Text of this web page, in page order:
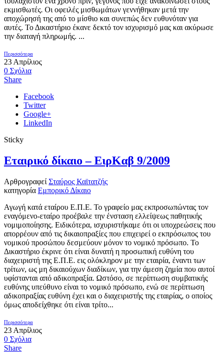
εκμισθωτές. Οι οφειλές μισθωμάτων γεννήθηκαν μετά την
αποχώρησή της από το μίσθιο και συνεπώς δεν ευθυνόταν για
αυτές. Το Δικαστήριο έκανε δεκτό τον ισχυρισμό μας και ακύρωσε
την διαταγή πληρωμής. ...
Περισσότερα
23 Απρίλιος
0 Σχόλια
Share
Facebook
Twitter
Google+
LinkedIn
Sticky
Εταιρικό δίκαιο – ΕιρΚαβ 9/2009
Αρθρογραφεί Σταύρος Καϊτατζής
κατηγορία Εμπορικό Δίκαιο
Αγωγή κατά εταίρου Ε.Π.Ε. Το γραφείο μας εκπροσωπώντας τον
εναγόμενο-εταίρο προέβαλε την ένσταση ελλείψεως παθητικής
νομιμοποίησης. Ειδικότερα, ισχυριστήκαμε ότι οι υποχρεώσεις που
απορρέουν από τις δικαιοπραξίες που επιχειρεί ο εκπρόσωπος του
νομικού προσώπου δεσμεύουν μόνον το νομικό πρόσωπο. Το
Δικαστήριο έκρινε ότι είναι δυνατή η προσωπική ευθύνη του
διαχειριστή της Ε.Π.Ε. εις ολόκληρον με την εταιρία, έναντι των
τρίτων, ως μη δικαιούχων διαδίκων, για την άμεση ζημία που αυτοί
υφίστανται από αδικοπραξία. Ωστόσο, σε περίπτωση συμβατικής
ευθύνης υπεύθυνο είναι το νομικό πρόσωπο, ενώ σε περίπτωση
αδικοπραξίας ευθύνη έχει και ο διαχειριστής της εταιρίας, ο οποίος
όμως αποδείχθηκε ότι είναι τρίτο...
Περισσότερα
23 Απρίλιος
0 Σχόλια
Share